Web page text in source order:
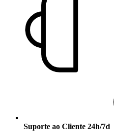
Suporte ao Cliente 24h/7d